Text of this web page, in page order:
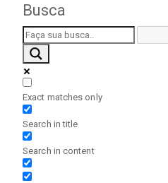
Busca
Exact matches only
Search in title
Search in content